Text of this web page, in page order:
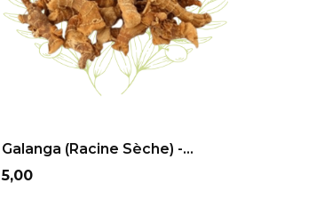
Galanga (racine Sèche) -...
Prix
5,00